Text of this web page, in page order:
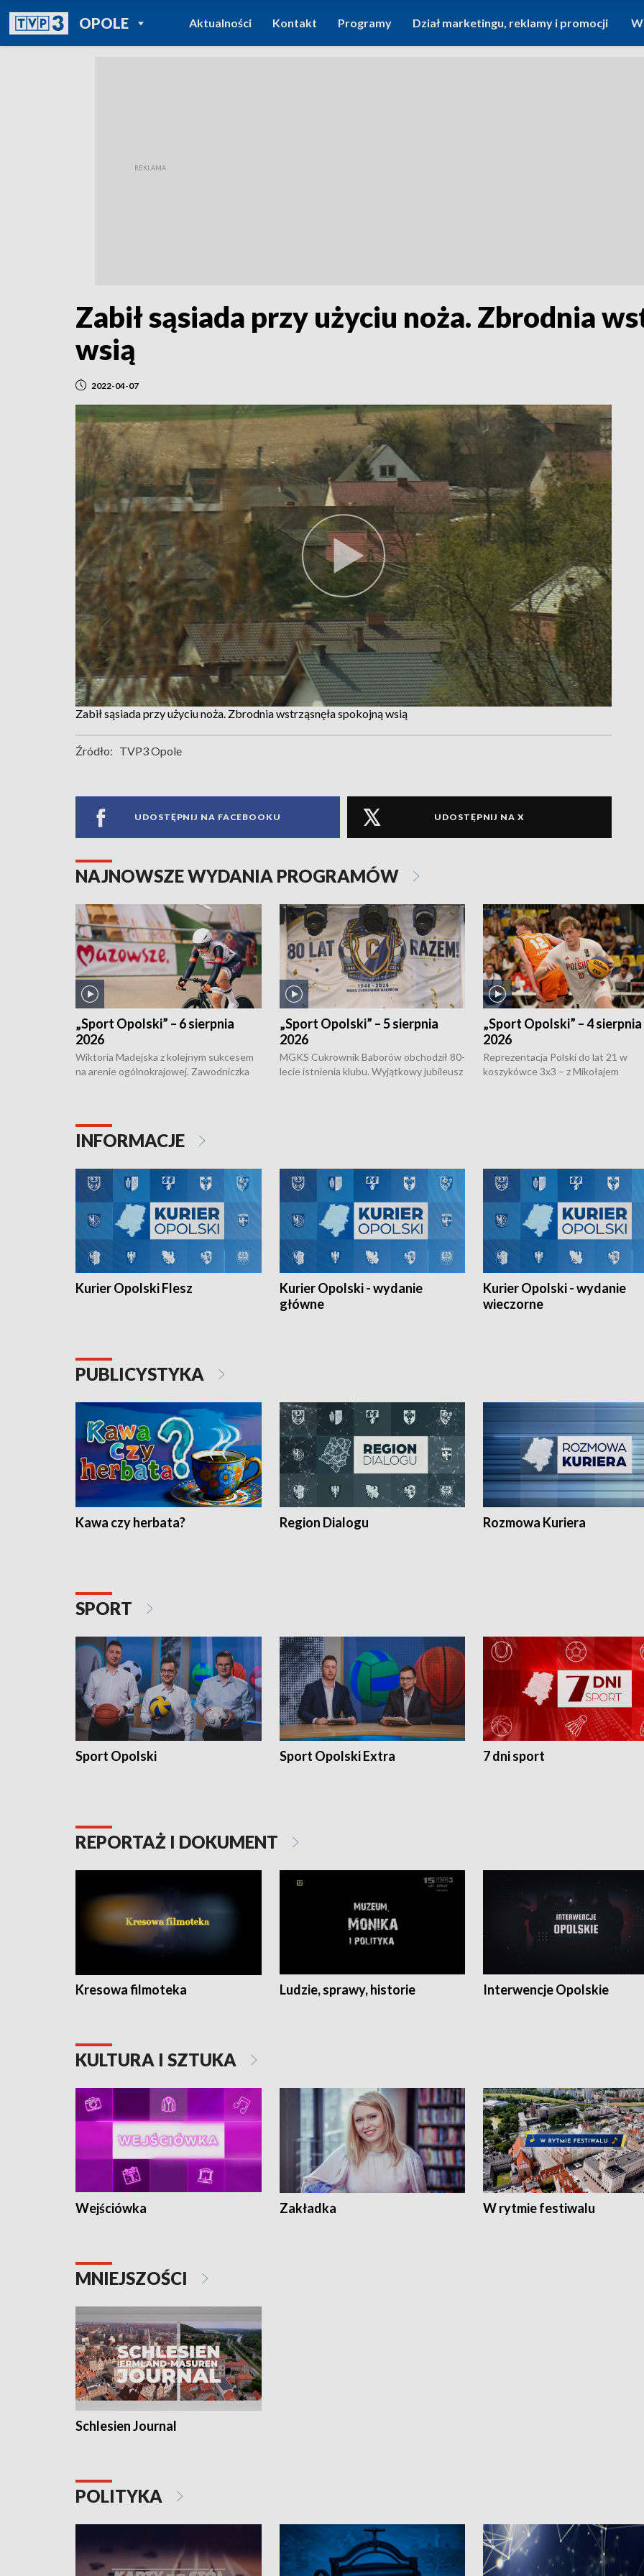
OPOLEPOWRÓT DO
TVP REGIONY
Aktualności Kontakt Programy Dział marketingu, reklamy i promocji
Zabił sąsiada przy użyciu noża. Zbrodnia
wsią
2022-04-07
Zabił sąsiada przy użyciu noża. Zbrodnia wstrząsnęła spokojną wsią
Źródło: TVP3 Opole
UDOSTĘPNIJ NA FACEBOOKU UDOSTĘPNIJ NA X
NAJNOWSZE WYDANIA PROGRAMÓW
„Sport Opolski” – 6 sierpnia
2026
Wiktoria Madejska z kolejnym sukcesem
na arenie ogólnokrajowej. Zawodniczka
torowym.
„Sport Opolski” – 5 sierpnia
2026
MGKS Cukrownik Baborów obchodził 80-
lecie istnienia klubu. Wyjątkowy jubileusz
„Sport Opolski” – 4 sierpnia
2026
Reprezentacja Polski do lat 21 w
koszykówce 3x3 – z Mikołajem
INFORMACJE
Kurier Opolski Flesz
Kurier Opolski - wydanie
główne
Kurier Opolski - wydanie
wieczorne
PUBLICYSTYKA
Kawa czy herbata? Region Dialogu Rozmowa Kuriera
SPORT
Sport Opolski Sport Opolski Extra 7 dni sport
REPORTAŻ I DOKUMENT
Kresowa filmoteka Ludzie, sprawy, historie Interwencje Opolskie
KULTURA I SZTUKA
Wejściówka Zakładka W rytmie festiwalu
MNIEJSZOŚCI
Schlesien Journal
POLITYKA